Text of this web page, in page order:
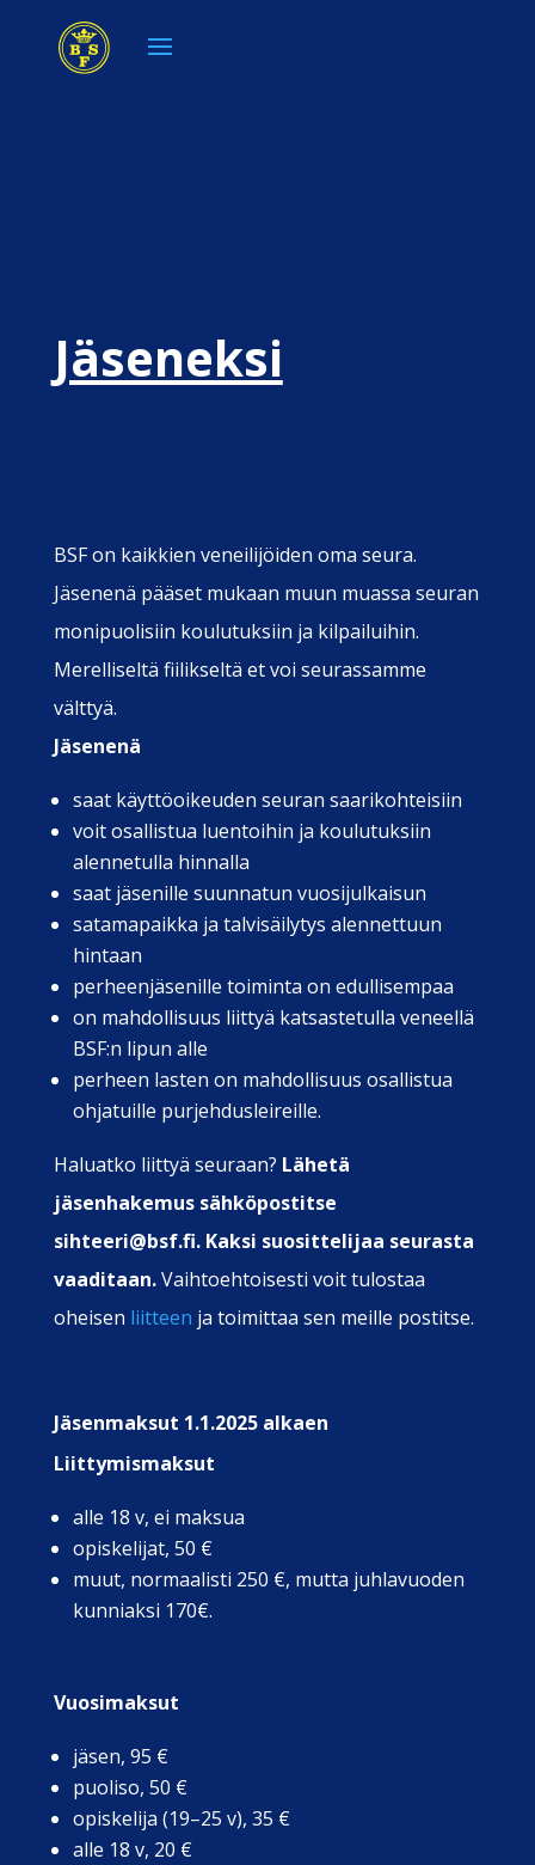
Jäseneksi
BSF on kaikkien veneilijöiden oma seura.
Jäsenenä pääset mukaan muun muassa seuran
monipuolisiin koulutuksiin ja kilpailuihin.
Merelliseltä fiilikseltä et voi seurassamme
välttyä.
Jäsenenä
saat käyttöoikeuden seuran saarikohteisiin
voit osallistua luentoihin ja koulutuksiin
alennetulla hinnalla
saat jäsenille suunnatun vuosijulkaisun
satamapaikka ja talvisäilytys alennettuun
hintaan
perheenjäsenille toiminta on edullisempaa
on mahdollisuus liittyä katsastetulla veneellä
BSF:n lipun alle
perheen lasten on mahdollisuus osallistua
ohjatuille purjehdusleireille.
Haluatko liittyä seuraan? Lähetä
jäsenhakemus sähköpostitse
sihteeri@bsf.fi. Kaksi suosittelijaa seurasta
vaaditaan.Vaihtoehtoisesti voit tulostaa
oheisen liitteen ja toimittaa sen meille postitse.
Jäsenmaksut 1.1.2025 alkaen
Liittymismaksut
alle 18 v, ei maksua
opiskelijat, 50 €
muut, normaalisti 250 €, mutta juhlavuoden
kunniaksi 170€.
Vuosimaksut
jäsen, 95 €
puoliso, 50 €
opiskelija (19–25 v), 35 €
alle 18 v, 20 €